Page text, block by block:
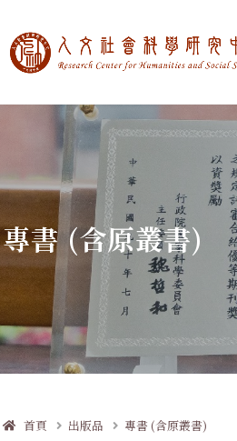
中央研究院人
專書 (含原叢書)
首頁 出版品 專書 (含原叢書)